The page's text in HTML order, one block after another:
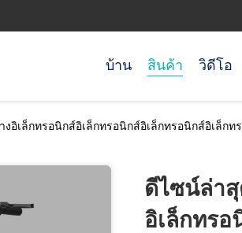
บ้าน สินค้า วิดีโอ
งอิเล็กทรอนิกส์อิเล็กทรอนิกส์อิเล็กทรอนิกส์อิเล็ก
ดีไซน์ล่าสุ
อิเล็กทรอ